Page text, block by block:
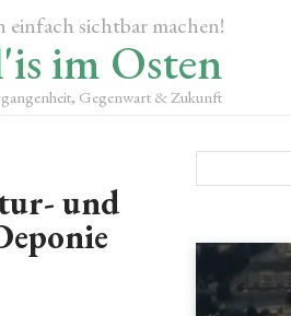
einfach sichtbar machen!
im Osten
Gegenwart & Zukunft
und